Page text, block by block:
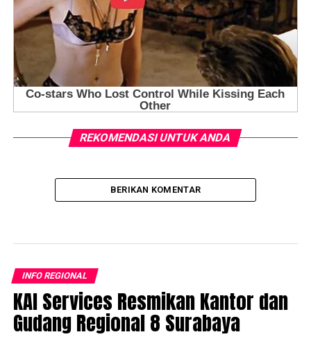
REKOMENDASI UNTUK ANDA
BERIKAN KOMENTAR
INFO REGIONAL
KAI Services Resmikan Kantor dan
Gudang Regional 8 Surabaya